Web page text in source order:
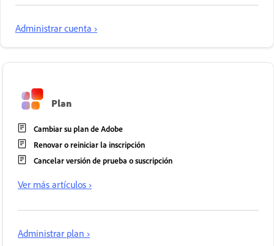
Administrar cuenta ›
Plan
Cambiar su plan de Adobe
Renovar o reiniciar la inscripción
Cancelar versión de prueba o suscripción
Ver más artículos ›
Administrar plan ›